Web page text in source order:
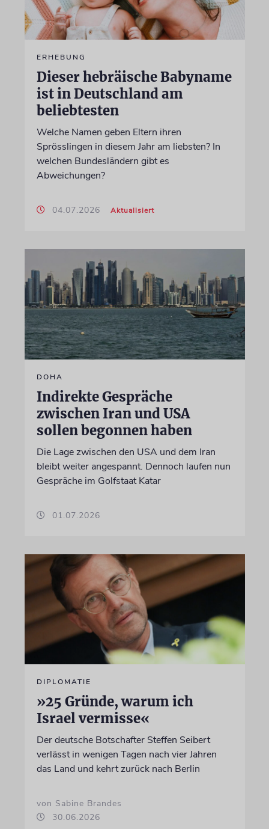
ERHEBUNG
Dieser hebräische Babyname
ist in Deutschland am
beliebtesten
Welche Namen geben Eltern ihren
Sprösslingen in diesem Jahr am liebsten? In
welchen Bundesländern gibt es
Abweichungen?
04.07.2026 Aktualisiert
DOHA
Indirekte Gespräche
zwischen Iran und USA
sollen begonnen haben
Die Lage zwischen den USA und dem Iran
bleibt weiter angespannt. Dennoch laufen nun
Gespräche im Golfstaat Katar
01.07.2026
DIPLOMATIE
»25 Gründe, warum ich
Israel vermisse«
Der deutsche Botschafter Steffen Seibert
verlässt in wenigen Tagen nach vier Jahren
das Land und kehrt zurück nach Berlin
von Sabine Brandes
30.06.2026